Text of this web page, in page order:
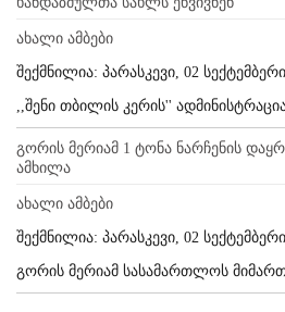
ახალი ამბები
შექმნილია: პარასკევი, 02
,,შენი თბილის კერის''
გორის მერიამ 1 ტონა ნარჩენის
ამხილა
ახალი ამბები
შექმნილია: პარასკევი, 02
გორის მერიამ სასამართლოს